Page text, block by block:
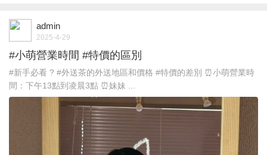
admin
2025-4-29
#小萌營業時間 #特價的區別
#新手必看 ? #外送茶的外送地區和價格 #特價的差別 ⏰小萌營業時
間：下午13點到凌晨3點 ⏰妹妹 ...